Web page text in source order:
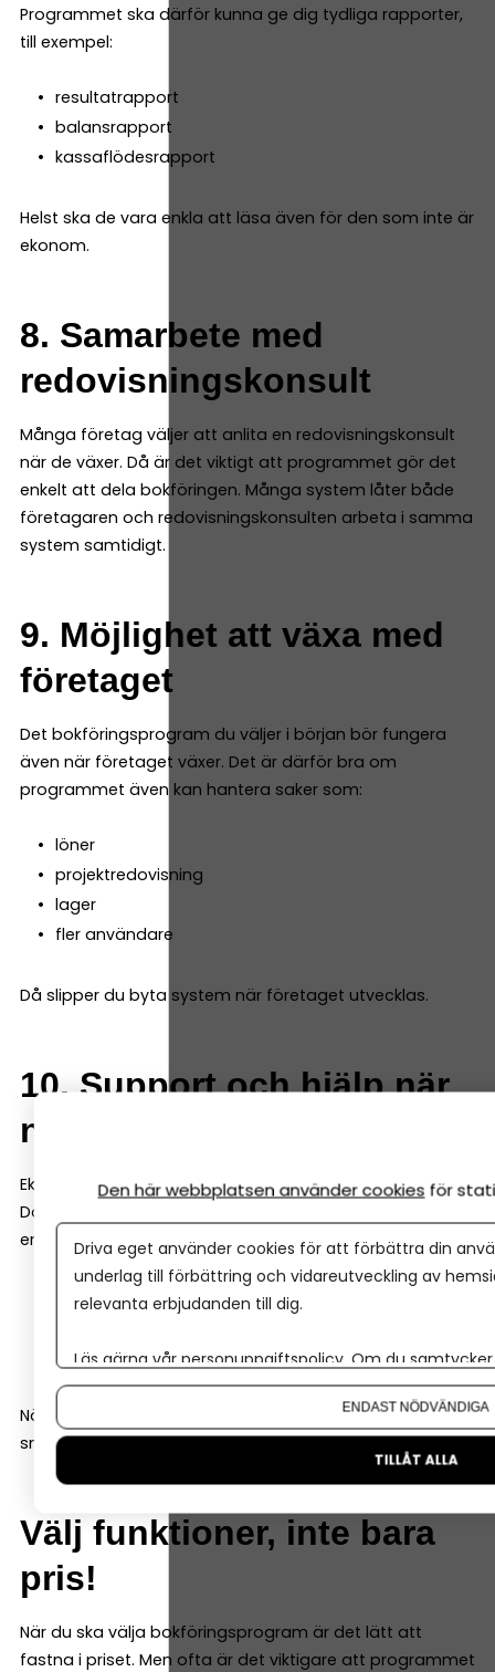
Programmet ska därför kunna ge dig tydliga rapporter,
till exempel:
resultatrapport
balansrapport
kassaflödesrapport
Helst ska de vara enkla att läsa även för den som inte är
ekonom.
8. Samarbete med
redovisningskonsult
Många företag väljer att anlita en redovisningskonsult
när de växer. Då är det viktigt att programmet gör det
enkelt att dela bokföringen. Många system låter både
företagaren och redovisningskonsulten arbeta i samma
system samtidigt.
9. Möjlighet att växa med
företaget
Det bokföringsprogram du väljer i början bör fungera
även när företaget växer. Det är därför bra om
programmet även kan hantera saker som:
löner
projektredovisning
lager
fler användare
Då slipper du byta system när företaget utvecklas.
10. Support och hjälp när
något går fel
Ekonomi är ett område där det är viktigt att det blir rätt.
Därför är det en stor fördel om bokföringsprogrammet
erbjuder bra support. Det kan till exempel vara:
chatt eller telefon
hjälpcenter online
När frågor uppstår är det skönt att kunna få hjälp
snabbt.
Välj funktioner, inte bara
pris!
När du ska välja bokföringsprogram är det lätt att
fastna i priset. Men ofta är det viktigare att programmet
Den här webbplatsen använder cookies för
Driva eget använder cookies för att förbättra din
underlag till förbättring och vidareutveckling av
relevanta erbjudanden till dig.
Läs gärna vår personuppgiftspolicy. Om du
Om du vill ändra ditt val i efterhand hittar du den
ENDAST NÖDVÄNDIGA
TILLÅT ALLA